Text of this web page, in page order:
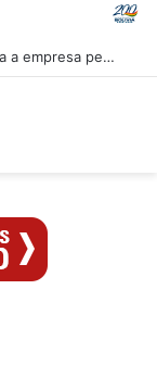
Groenlandia lanza una fuerte advertencia a empresa petrolera vinculada a Trump